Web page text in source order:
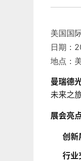
美国国
日期：
地点：
曼瑞德
未来之旅
展会亮点
创新
行业